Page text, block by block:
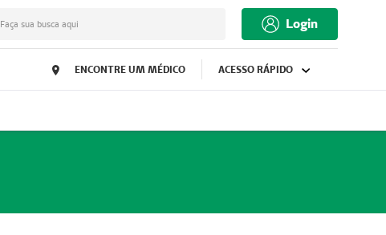
Faça sua busca aqui Login
ENCONTRE UM MÉDICO ACESSO RÁPIDO